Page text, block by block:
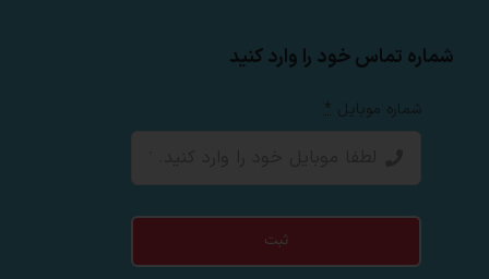
شماره تماس خود را وارد کنید
شماره موبایل *
ثبت